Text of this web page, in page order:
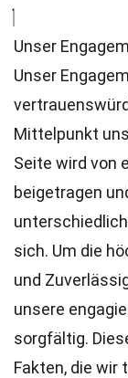
Unser
Unser
Mittelpunkt
Seite wird von
beigetragen
sich. Um die
und
unsere
sorgfältig.
Fakten, die wir